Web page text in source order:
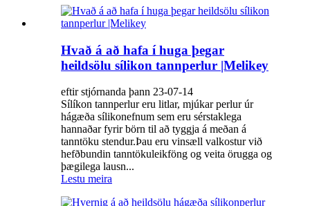
Hvað á að hafa í huga þegar
heildsölu sílikon tannperlur |Melikey
eftir stjórnanda þann 23-07-14
Sílíkon tannperlur eru litlar, mjúkar perlur úr
hágæða sílikonefnum sem eru sérstaklega
hannaðar fyrir börn til að tyggja á meðan á
tanntöku stendur.Þau eru vinsæll valkostur við
hefðbundin tanntökuleikföng og veita örugga og
þægilega lausn...
Lestu meira